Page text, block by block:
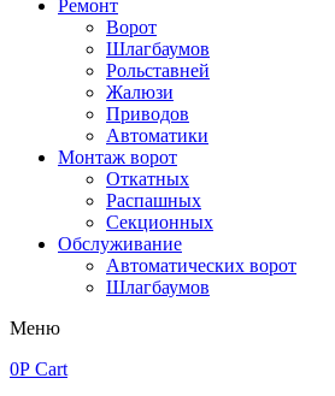
Ремонт
Ворот
Шлагбаумов
Рольставней
Жалюзи
Приводов
Автоматики
Монтаж ворот
Откатных
Распашных
Секционных
Обслуживание
Автоматических ворот
Шлагбаумов
Меню
0Р Cart